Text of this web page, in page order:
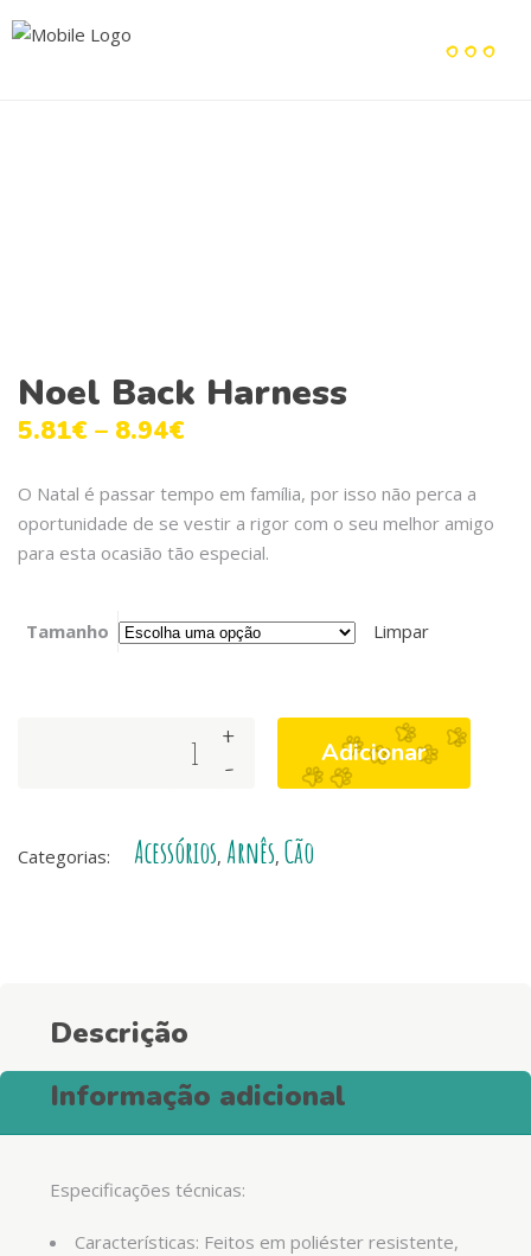
Noel Back Harness
5.81€ – 8.94€
O Natal é passar tempo em família, por isso não perca a
oportunidade de se vestir a rigor com o seu melhor amigo
para esta ocasião tão especial.
Tamanho Limpar
-
+ Adicionar
Categorias: Acessórios, Arnês, Cão
Descrição
Informação adicional
Especificações técnicas:
Características: Feitos em poliéster resistente,